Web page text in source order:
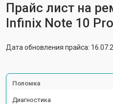
Прайс лист на
Infinix Note 10 Pro
Дата обновления прайса:
Поломка
Диагностика